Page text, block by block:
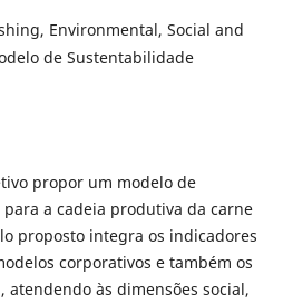
Environmental, Social and
de Sustentabilidade
propor um modelo de
a cadeia produtiva da carne
proposto integra os indicadores
corporativos e também os
às dimensões social,